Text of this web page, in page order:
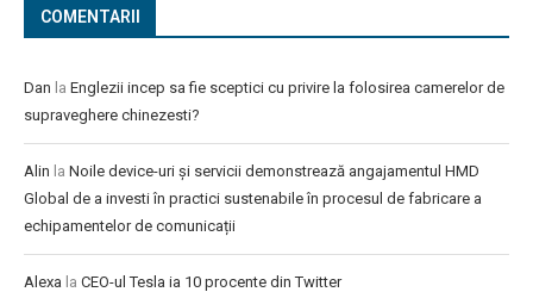
COMENTARII
Dan la Englezii incep sa fie sceptici cu privire la folosirea camerelor de
supraveghere chinezesti?
Alin la Noile device-uri și servicii demonstrează angajamentul HMD
Global de a investi în practici sustenabile în procesul de fabricare a
echipamentelor de comunicații
Alexa la CEO-ul Tesla ia 10 procente din Twitter